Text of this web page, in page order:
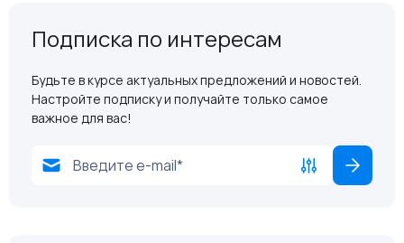
Подписка по интересам
Будьте в курсе актуальных предложений и новостей.
Настройте подписку и получайте только самое
важное для вас!